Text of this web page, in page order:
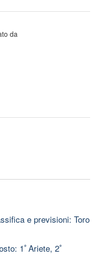
da
e previsioni: Toro
1ﾟAriete, 2ﾟ